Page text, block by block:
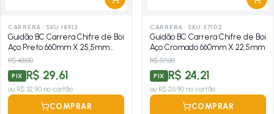
CARRERA · SKU 18913
Guidão BC Carrera Chifre de Boi
Aço Preto 660mm X 25,5mm
Expandido
R$ 43,00
PIX R$ 29,61
ou R$ 32,90 no cartão
COMPRAR
CARRERA · SKU 37102
Guidão BC Carrera Chifre de Boi
Aço Cromado 660mm X 22,5mm
R$ 37,00
PIX R$ 24,21
ou R$ 26,90 no cartão
COMPRAR